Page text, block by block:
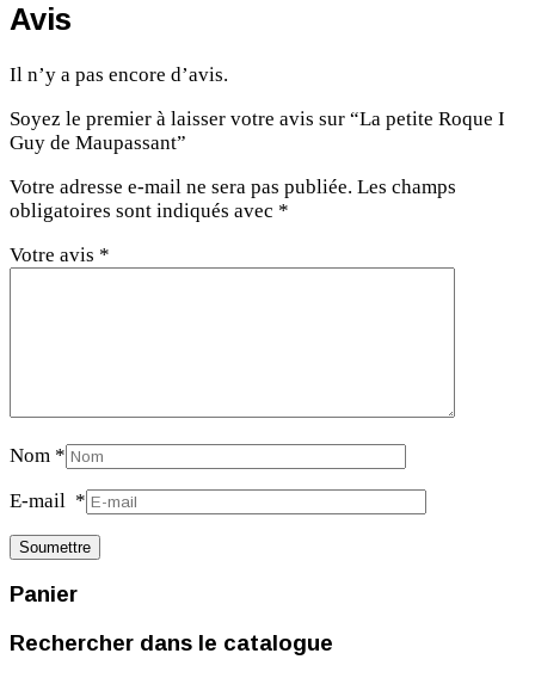
Avis
Il n’y a pas encore d’avis.
Soyez le premier à laisser votre avis sur “La petite Roque I
Guy de Maupassant”
Votre adresse e-mail ne sera pas publiée. Les champs
obligatoires sont indiqués avec *
Votre avis *
Nom *
E-mail *
Panier
Rechercher dans le catalogue